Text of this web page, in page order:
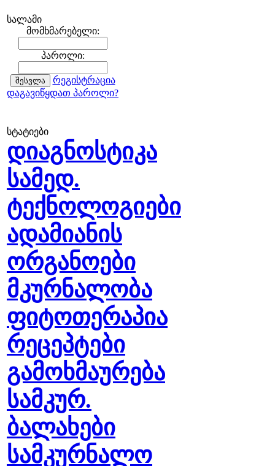
სალამი
მომხმარებელი:
პაროლი:
რეგისტრაცია
დაგავიწყდათ პაროლი?
სტატიები
დიაგნოსტიკა
სამედ.
ტექნოლოგიები
ადამიანის
ორგანოები
მკურნალობა
ფიტოთერაპია
რეცეპტები
გამოხმაურება
სამკურ.
ბალახები
სამკურნალო